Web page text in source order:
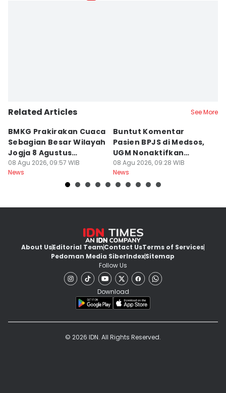
Related Articles See More
BMKG Prakirakan Cuaca
Sebagian Besar Wilayah
Jogja 8 Agustus
Berawan
08 Agu 2026, 09:57 WIB
News
Buntut Komentar
Pasien BPJS di Medsos,
UGM Nonaktifkan
Dokter PPDS
08 Agu 2026, 09:28 WIB
News
About UsEditorial TeamContact UsTerms of Services
Pedoman Media SiberIndexSitemap
Follow Us
Download
© 2026 IDN. All Rights Reserved.